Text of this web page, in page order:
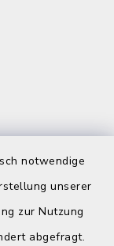
notwendige
unserer
zur Nutzung
abgefragt.